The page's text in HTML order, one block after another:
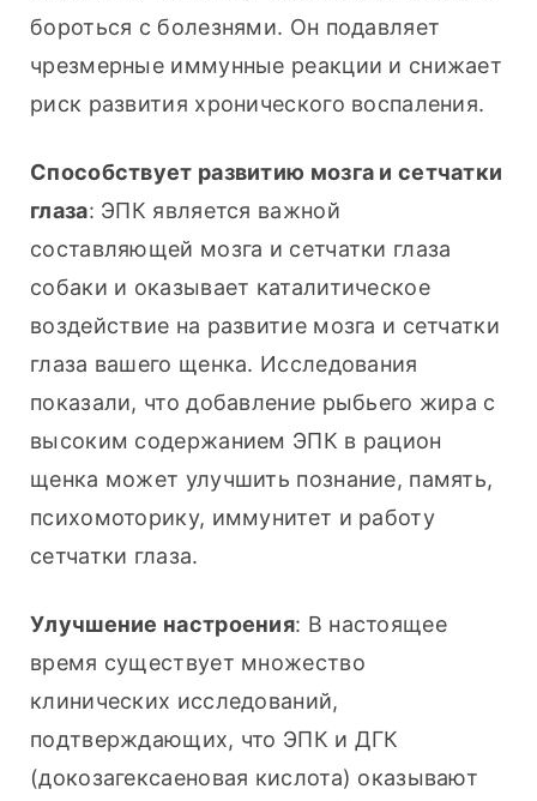
бороться с болезнями. Он подавляет
чрезмерные иммунные реакции и снижает
риск развития хронического воспаления.
Способствует развитию мозга и сетчатки
глаза: ЭПК является важной
составляющей мозга и сетчатки глаза
собаки и оказывает каталитическое
воздействие на развитие мозга и сетчатки
глаза вашего щенка. Исследования
показали, что добавление рыбьего жира с
высоким содержанием ЭПК в рацион
щенка может улучшить познание, память,
психомоторику, иммунитет и работу
сетчатки глаза.
Улучшение настроения: В настоящее
время существует множество
клинических исследований,
подтверждающих, что ЭПК и ДГК
(докозагексаеновая кислота) оказывают